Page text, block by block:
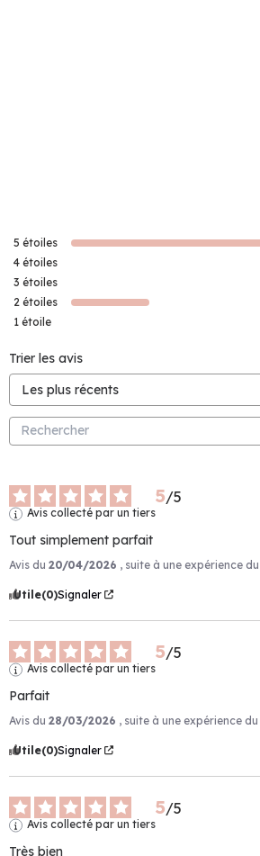
5 étoiles
4 étoiles
3 étoiles
2 étoiles
1 étoile
Trier les avis
5/5
Avis collecté par un tiers
Tout simplement parfait
Avis du 20/04/2026 , suite à une expérience du
Utile(0)Signaler
5/5
Avis collecté par un tiers
Parfait
Avis du 28/03/2026 , suite à une expérience du
Utile(0)Signaler
5/5
Avis collecté par un tiers
Très bien